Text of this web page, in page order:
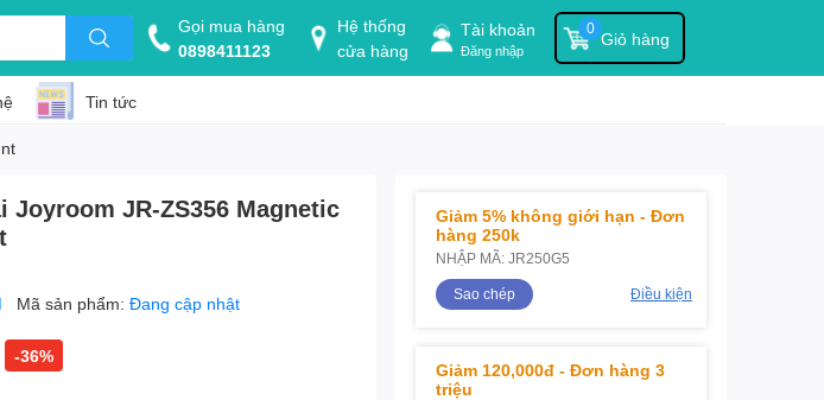
Gọi mua hàng
0898411123
Hệ thống
cửa hàng
Tài khoản
Đăng nhập
Giỏ hàng
0
Tin tức
Joyroom JR-ZS356 Magnetic
Mã sản phẩm:Đang cập nhật
-36%
Giảm 5% không giới hạn - Đơn
hàng 250k
NHẬP MÃ: JR250G5
Sao chép
Điều kiện
Giảm 120,000đ - Đơn hàng 3
triệu